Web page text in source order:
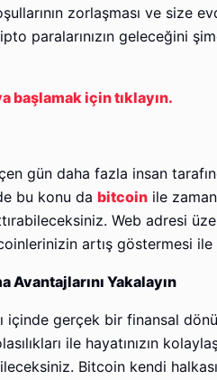
zorlaşması ve size
paralarınızın geleceğini
başlamak için tıklayın.
gün daha fazla insan
bu konu da bitcoin ile
Web adresi
artış göstermesi
Avantajlarını Yakalayın
içinde gerçek bir finansal
ile hayatınızın
Bitcoin kendi